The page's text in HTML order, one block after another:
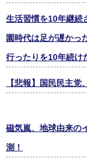
生活習慣を10年継続
園時代は足が遅かっ
行ったりを10年続け
【悲報】国民民主党
磁気嵐、地球由来の
測！